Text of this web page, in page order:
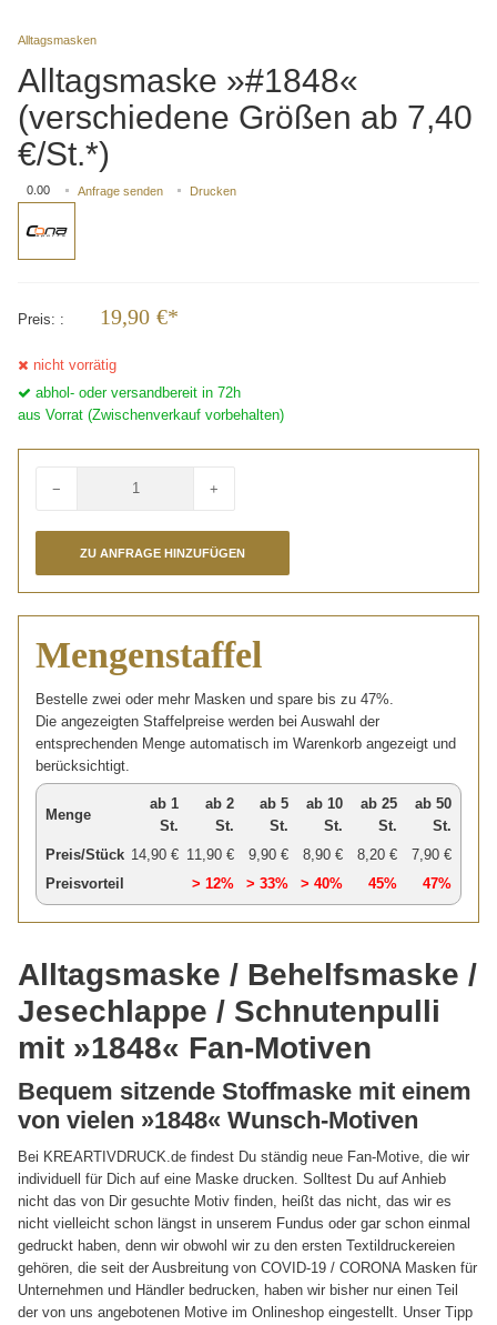
Alltagsmasken
Alltagsmaske »#1848«
(verschiedene Größen ab 7,40
€/St.*)
0.00 Anfrage senden Drucken
Preis: 19,90 €*
nicht vorrätig
abhol- oder versandbereit in 72h
aus Vorrat (Zwischenverkauf vorbehalten)
−
+
Mengenstaffel
Bestelle zwei oder mehr Masken und spare bis zu 47%.
Die angezeigten Staffelpreise werden bei Auswahl der
entsprechenden Menge automatisch im Warenkorb angezeigt und
berücksichtigt.
Menge
ab 1
St.
ab 2
St.
ab 5
St.
ab 10
St.
ab 25
St.
ab 50
St.
Preis/Stück 14,90 € 11,90 € 9,90 € 8,90 € 8,20 €
7,90 €
Preisvorteil
> 12% > 33% > 40% 45% 47%
Alltagsmaske / Behelfsmaske /
Jesechlappe / Schnutenpulli
mit »1848« Fan-Motiven
Bequem sitzende Stoffmaske mit einem
von vielen »1848« Wunsch-Motiven
Bei KREARTIVDRUCK.de findest Du ständig neue Fan-Motive, die wir
individuell für Dich auf eine Maske drucken. Solltest Du auf Anhieb
nicht das von Dir gesuchte Motiv finden, heißt das nicht, das wir es
nicht vielleicht schon längst in unserem Fundus oder gar schon einmal
gedruckt haben, denn wir obwohl wir zu den ersten Textildruckereien
gehören, die seit der Ausbreitung von COVID-19 / CORONA Masken für
Unternehmen und Händler bedrucken, haben wir bisher nur einen Teil
der von uns angebotenen Motive im Onlineshop eingestellt. Unser Tipp